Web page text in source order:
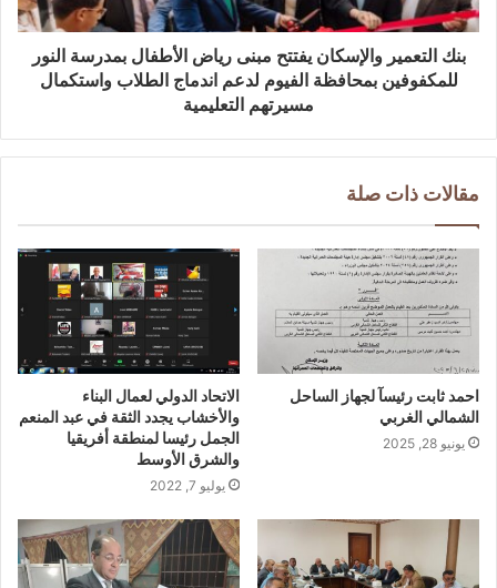
بنك التعمير والإسكان يفتتح مبنى رياض الأطفال بمدرسة النور
للمكفوفين بمحافظة الفيوم لدعم اندماج الطلاب واستكمال
مسيرتهم التعليمية
مقالات ذات صلة
احمد ثابت رئيسآ لجهاز الساحل
الشمالي الغربي
يونيو 28, 2025
الاتحاد الدولي لعمال البناء
والأخشاب يجدد الثقة في عبد المنعم
الجمل رئيسا لمنطقة أفريقيا
والشرق الأوسط
يوليو 7, 2022